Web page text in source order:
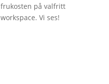
frukosten på valfritt
workspace. Vi ses!